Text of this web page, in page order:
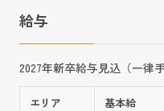
給与
2027年新卒給与見込（一律
エリア 基本給